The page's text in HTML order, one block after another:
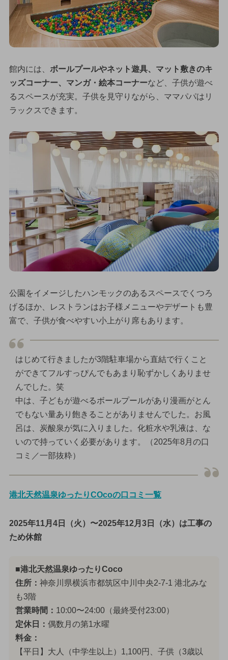
館内には、 ボールプールやネット遊具、マット敷きのキ
ッズコーナー、マンガ・絵本コーナーなど、子供が遊べ
るスペースが充実。子供を見守りながら、ママパパはリ
ラックスできます。
公園をイメージしたハンモックのあるスペースでくつろ
げるほか、レストランはお子様メニューやデザートも豊
富で、子供が食べやすい小上がり席もあります。
はじめて行きましたが3階駐車場から直結で行くこと
ができてフルすっぴんでもあまり恥ずかしくありませ
んでした。笑
中は、子どもが遊べるボールプールがあり漫画がとん
でもない量あり飽きることがありませんでした。お風
呂は、炭酸泉が気に入りました。化粧水や乳液は、な
いので持っていく必要があります。（2025年8月の口
コミ／一部抜粋）
港北天然温泉ゆったりCOcoの口コミ一覧
2025年11月4日（火）〜2025年12月3日（水）は工事の
ため休館
■港北天然温泉ゆったりCoco
住所： 神奈川県横浜市都筑区中川中央2-7-1 港北みな
も3階
営業時間： 10:00〜24:00（最終受付23:00）
定休日： 偶数月の第1水曜
料金：
【平日】大人（中学生以上）1,100円、子供（3歳以